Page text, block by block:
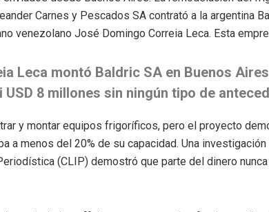
Carnes y Pescados SA contrató a la argentina
venezolano José Domingo Correia Leca. Esta
Leca montó Baldric SA en Buenos
8 millones sin ningún tipo de
y montar equipos frigoríficos, pero el proyecto
a menos del 20% de su capacidad. Una
(CLIP) demostró que parte del dinero